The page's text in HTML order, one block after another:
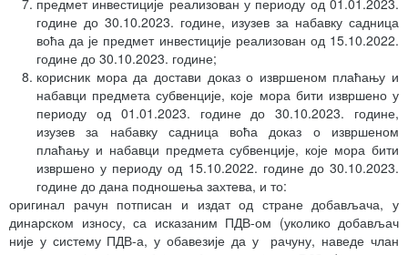
предмет инвестиције реализован у периоду од 01.01.2023.
године до 30.10.2023. године, изузев за набавку садница
воћа да је предмет инвестиције реализован од 15.10.2022.
године до 30.10.2023. године;
корисник мора да достави доказ о извршеном плаћању и
набавци предмета субвенције, које мора бити извршено у
периоду од 01.01.2023. године до 30.10.2023. године,
изузев за набавку садница воћа доказ о извршеном
плаћању и набавци предмета субвенције, које мора бити
извршено у периоду од 15.10.2022. године до 30.10.2023.
године до дана подношења захтева, и то:
оригинал рачун потписан и издат од стране добављача, у
динарском износу, са исказаним ПДВ-ом (уколико добављач
није у систему ПДВ-а, у обавезије да у рачуну, наведе члан